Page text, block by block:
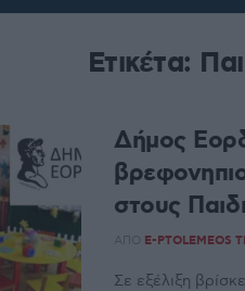
Ετικέτα:
Δήμος
στους
ΑΠΌ E-PTOLEMEOS
Σε εξέλιξη